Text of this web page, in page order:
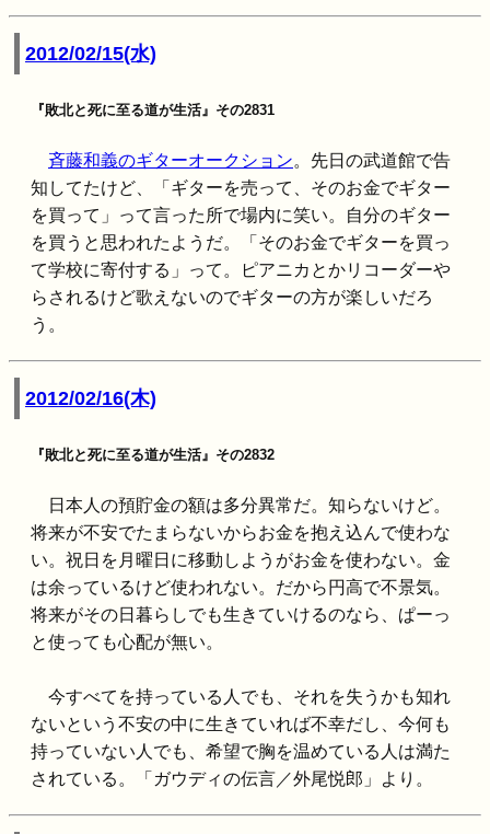
2012/02/15(水)
『敗北と死に至る道が生活』その2831
斉藤和義のギターオークション。先日の武道館で告
知してたけど、「ギターを売って、そのお金でギター
を買って」って言った所で場内に笑い。自分のギター
を買うと思われたようだ。「そのお金でギターを買っ
て学校に寄付する」って。ピアニカとかリコーダーや
らされるけど歌えないのでギターの方が楽しいだろ
う。
2012/02/16(木)
『敗北と死に至る道が生活』その2832
日本人の預貯金の額は多分異常だ。知らないけど。
将来が不安でたまらないからお金を抱え込んで使わな
い。祝日を月曜日に移動しようがお金を使わない。金
は余っているけど使われない。だから円高で不景気。
将来がその日暮らしでも生きていけるのなら、ぱーっ
と使っても心配が無い。
今すべてを持っている人でも、それを失うかも知れ
ないという不安の中に生きていれば不幸だし、今何も
持っていない人でも、希望で胸を温めている人は満た
されている。「ガウディの伝言／外尾悦郎」より。